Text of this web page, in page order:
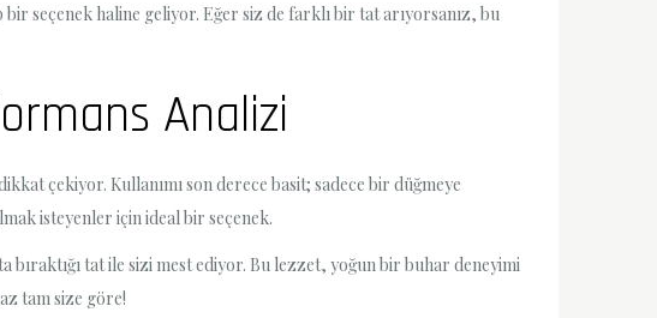
seçenek haline geliyor. Eğer siz de farklı bir tat arıyorsanız, bu
Analizi
çekiyor. Kullanımı son derece basit; sadece bir düğmeye
isteyenler için ideal bir seçenek.
tat ile sizi mest ediyor. Bu lezzet, yoğun bir buhar deneyimi
tam size göre!